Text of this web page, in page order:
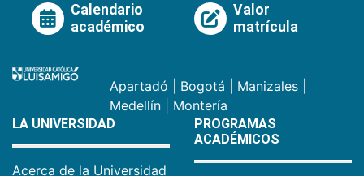
Calendario
académico
Valor
matrícula
Apartadó Bogotá Manizales
Medellín
Montería
LA UNIVERSIDAD
Acerca de la Universidad
PROGRAMAS
ACADÉMICOS